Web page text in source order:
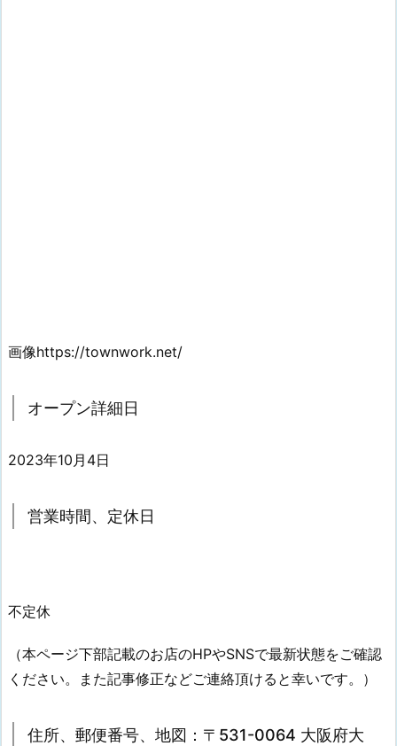
画像https://townwork.net/
オープン詳細日
2023年10月4日
営業時間、定休日
不定休
（本ページ下部記載のお店のHPやSNSで最新状態をご確認
ください。また記事修正などご連絡頂けると幸いです。）
住所、郵便番号、地図：〒531-0064 大阪府大